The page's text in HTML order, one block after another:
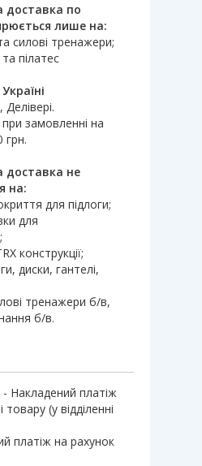
доставка по
лише на:
силові тренажери;
пілатес
замовленні на
грн.
доставка не
на:
для підлоги;
для
конструкції;
диски, гантелі,
тренажери б/в,
б/в.
Накладений платіж
(у відділенні
платіж на рахунок